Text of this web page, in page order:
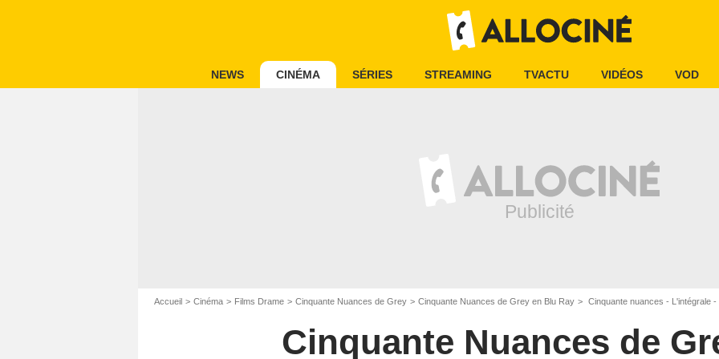
NEWS CINÉMA SÉRIES STREAMING TVACTU VIDÉOS VOD
Accueil Cinéma Films Drame Cinquante Nuances de Grey Cinquante Nuances de Grey en Blu Ray Cinquante nuances - L'intégrale -
Cinquante Nuances de